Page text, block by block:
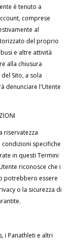
è tenuto a
comprese
al
del proprio
e altre attività
alla chiusura
Sito, a sola
denunciare l'Utente
riservatezza
specifiche
in questi Termini
riconosce che i
potrebbero essere
o la sicurezza di
i Panathleti e altri